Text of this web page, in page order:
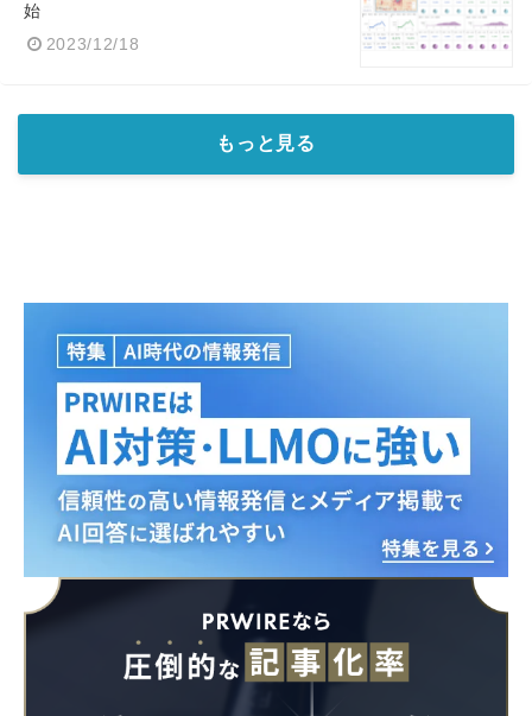
始
2023/12/18
もっと見る